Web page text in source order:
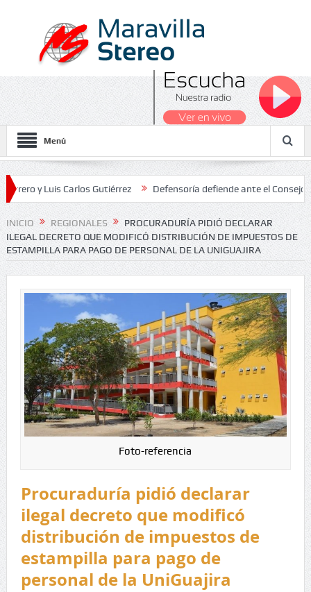
Menú
Carlos Gutiérrez Defensoría defiende ante el Consejo de
Nacionales 2026
INICIO REGIONALES
PROCURADURÍA PIDIÓ DECLARAR
ILEGAL DECRETO QUE MODIFICÓ DISTRIBUCIÓN DE IMPUESTOS DE
ESTAMPILLA PARA PAGO DE PERSONAL DE LA UNIGUAJIRA
Foto-referencia
Procuraduría pidió declarar
ilegal decreto que modificó
distribución de impuestos de
estampilla para pago de
personal de la UniGuajira